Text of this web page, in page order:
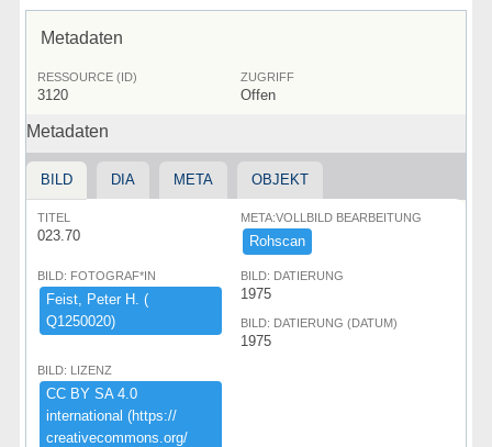
Metadaten
RESSOURCE (ID)
3120
ZUGRIFF
Offen
Metadaten
BILD DIA META OBJEKT
TITEL
023.70
META:VOLLBILD BEARBEITUNG
Rohscan
BILD: FOTOGRAF*IN
Feist,​ ​Peter ​H.​ ​(​
Q1250020)​
BILD: DATIERUNG
1975
BILD: DATIERUNG (DATUM)
1975
BILD: LIZENZ
CC ​BY ​SA ​4.​0 ​
international ​(​https:​/​/​
creativecommons.​org/​